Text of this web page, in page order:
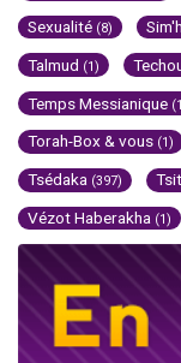
Sexualité (8)
Talmud (1)
Temps Messianique
Torah-Box & vous (1)
Tsédaka (397)
Vézot Haberakha (1)